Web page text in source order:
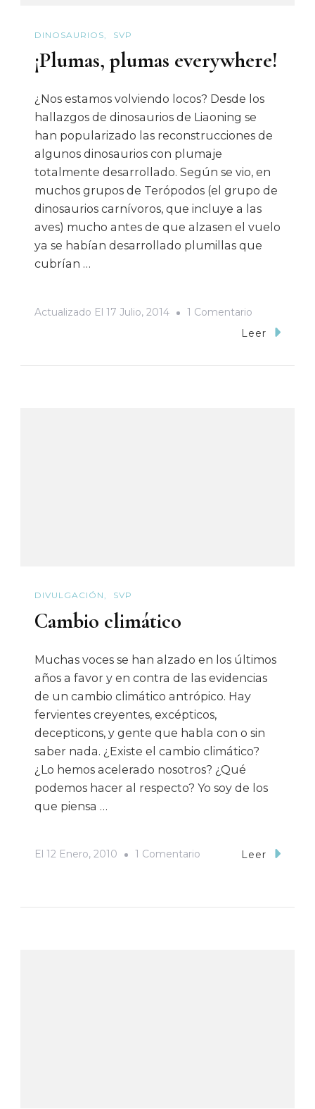
DINOSAURIOS SVP
¡Plumas, plumas everywhere!
¿Nos estamos volviendo locos? Desde los
hallazgos de dinosaurios de Liaoning se
han popularizado las reconstrucciones de
algunos dinosaurios con plumaje
totalmente desarrollado. Según se vio, en
muchos grupos de Terópodos (el grupo de
dinosaurios carnívoros, que incluye a las
aves) mucho antes de que alzasen el vuelo
ya se habían desarrollado plumillas que
cubrían …
Actualizado El 17 Julio, 2014 1 Comentario
¡Plumas,
Leer
DIVULGACIÓN SVP
Cambio climático
Muchas voces se han alzado en los últimos
años a favor y en contra de las evidencias
de un cambio climático antrópico. Hay
fervientes creyentes, excépticos,
decepticons, y gente que habla con o sin
saber nada. ¿Existe el cambio climático?
¿Lo hemos acelerado nosotros? ¿Qué
podemos hacer al respecto? Yo soy de los
que piensa …
El 12 Enero, 2010 1 Comentario Leer